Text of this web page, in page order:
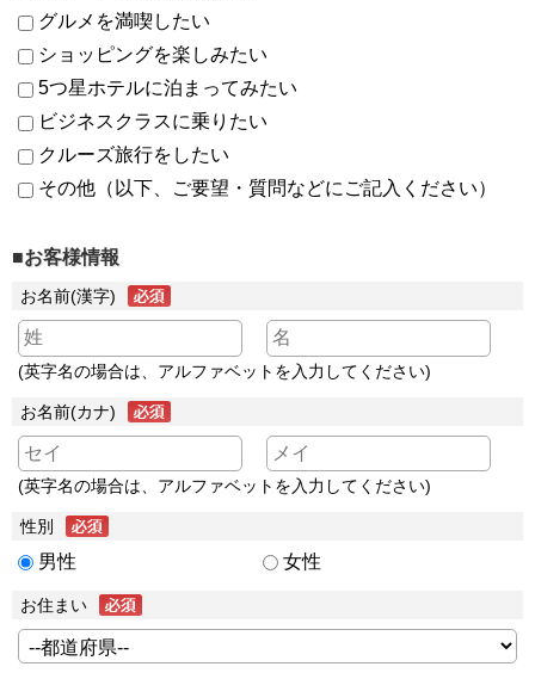
グルメを満喫したい
ショッピングを楽しみたい
5つ星ホテルに泊まってみたい
ビジネスクラスに乗りたい
クルーズ旅行をしたい
その他（以下、ご要望・質問などにご記入ください）
■お客様情報
お名前(漢字)
(英字名の場合は、アルファベットを入力してください)
お名前(カナ)
(英字名の場合は、アルファベットを入力してください)
性別
男性 女性
お住まい